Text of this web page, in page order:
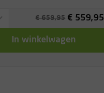
€ 659,95 € 559,95
In winkelwagen